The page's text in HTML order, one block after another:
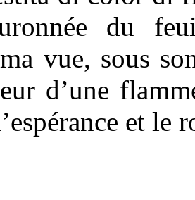
du
vue, sous
d’une
et le